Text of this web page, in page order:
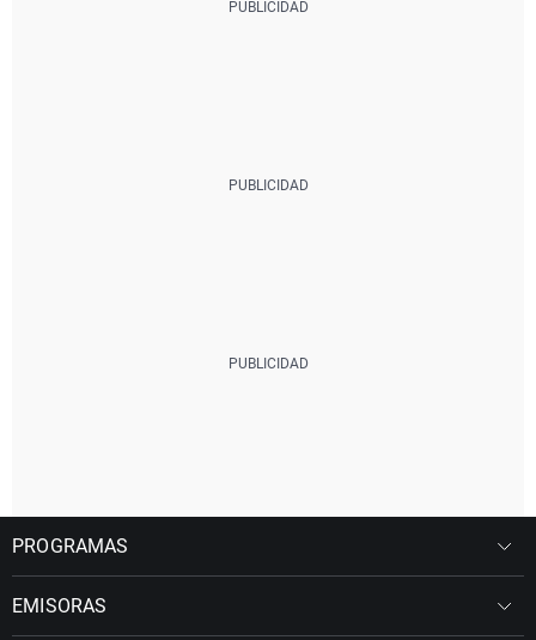
PROGRAMAS
EMISORAS